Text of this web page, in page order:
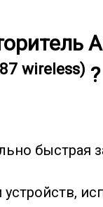
wireless) ?
быстрая